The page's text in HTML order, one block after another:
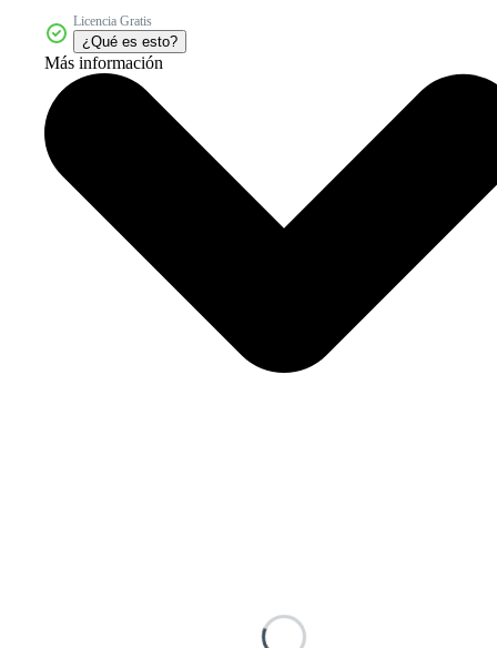
Licencia Gratis
¿Qué es esto?
Más información